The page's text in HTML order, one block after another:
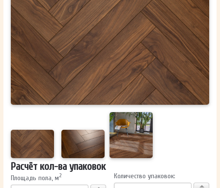
ОТПРАВИТЬ
Ваши данные не будут переданы третьим лицам
Расчёт кол-ва упаковок
Площадь пола, м2 Количество упаковок: